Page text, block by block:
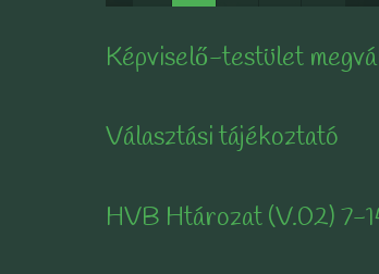
Képviselő-testület
Választási tájékoztató
HVB Htározat (V.02) 7-